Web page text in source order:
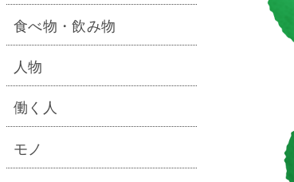
食べ物・飲み物
人物
働く人
モノ